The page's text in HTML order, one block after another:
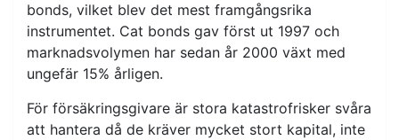
bonds, vilket blev det mest framgångsrika
instrumentet. Cat bonds gav först ut 1997 och
marknadsvolymen har sedan år 2000 växt med
ungefär 15% årligen.
För försäkringsgivare är stora katastrofrisker svåra
att hantera då de kräver mycket stort kapital, inte